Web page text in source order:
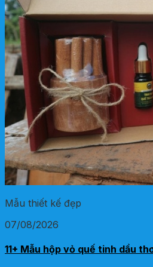
Mẫu thiết kế đẹp
07/08/2026
11+ Mẫu hộp vỏ quế tinh dầu